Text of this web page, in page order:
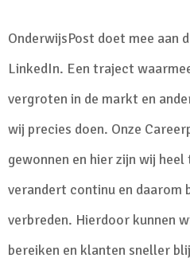
OnderwijsPost doet mee aan
LinkedIn. Een traject
vergroten in de markt en
wij precies doen. Onze
gewonnen en hier zijn wij
verandert continu en daarom
verbreden. Hierdoor kunnen
bereiken en klanten sneller